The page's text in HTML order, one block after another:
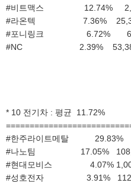
#비트맥스 12.74%
#라온텍 7.36% 25,307
#포니링크 6.72% 638
#NC 2.39% 53,385
* 10 전기차 : 평균 11.72%
#한주라이트메탈 29.83%
#나노팀 17.05%
#현대모비스 4.07%
#성호전자 3.91%